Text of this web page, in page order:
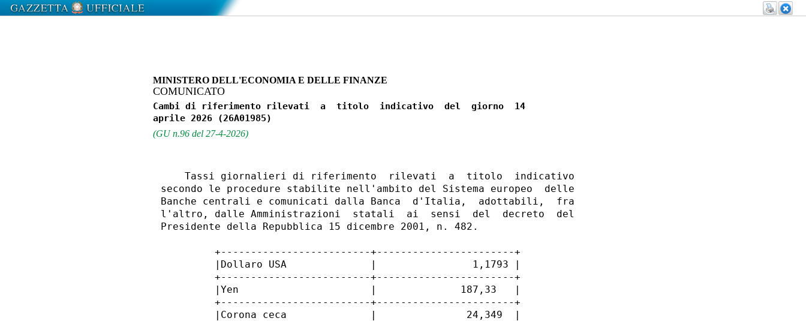
MINISTERO DELL'ECONOMIA E DELLE FINANZE
COMUNICATO
Cambi di riferimento rilevati  a  titolo  indicativo  del  giorno  14
(GU n.96 del 27-4-2026)
    Tassi giornalieri di riferimento  rilevati  a  titolo  indicativo
secondo le procedure stabilite nell'ambito del Sistema europeo  delle
Banche centrali e comunicati dalla Banca  d'Italia,  adottabili,  fra
l'altro, dalle Amministrazioni  statali  ai  sensi  del  decreto  del
Presidente della Repubblica 15 dicembre 2001, n. 482.
         +-------------------------+-----------------------+
         |Dollaro USA              |                1,1793 |
         +-------------------------+-----------------------+
         |Yen                      |              187,33   |
         +-------------------------+-----------------------+
         |Corona ceca              |               24,349  |